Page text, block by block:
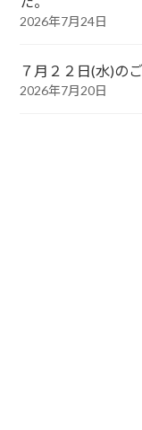
2026年7月24日
７月２２日(水)の
2026年7月20日